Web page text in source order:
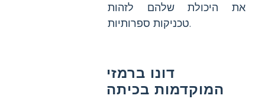
את היכולת שלהם לזהות
טכניקות ספרותיות.
דונו ברמזי
המוקדמות בכיתה